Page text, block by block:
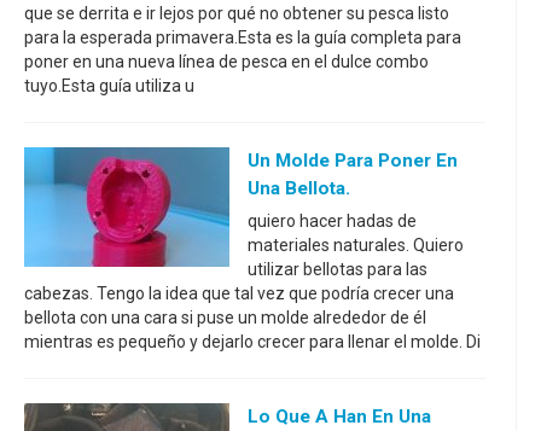
que se derrita e ir lejos por qué no obtener su pesca listo
para la esperada primavera.Esta es la guía completa para
poner en una nueva línea de pesca en el dulce combo
tuyo.Esta guía utiliza u
Un Molde Para Poner En
Una Bellota.
quiero hacer hadas de
materiales naturales. Quiero
utilizar bellotas para las
cabezas. Tengo la idea que tal vez que podría crecer una
bellota con una cara si puse un molde alrededor de él
mientras es pequeño y dejarlo crecer para llenar el molde. Di
Lo Que A Han En Una